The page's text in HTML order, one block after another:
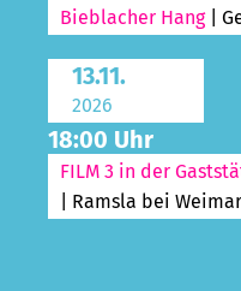
Bieblacher Hang|
13.11.
2026
18:00 Uhr
FILM 3 in der
| Ramsla bei Weimar